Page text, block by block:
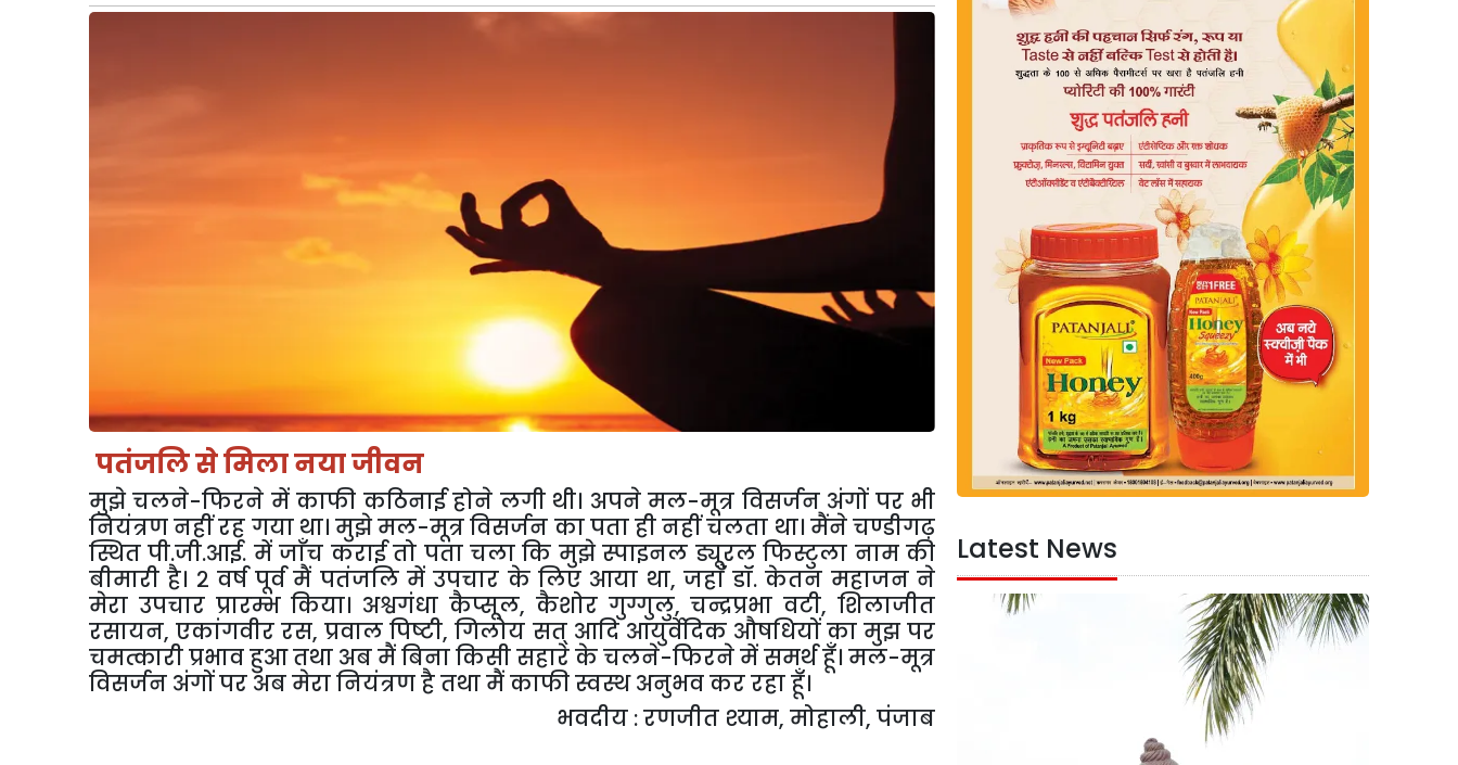
पतंजलि से मिला नया जीवन
मुझे चलने-फिरने में काफी कठिनाई होने लगी थी। अपने मल-मूत्र विसर्जन अंगों पर भी
नियंत्रण नहीं रह गया था। मुझे मल-मूत्र विसर्जन का पता ही नहीं चलता था। मैंने चण्डीगढ़
स्थित पी.जी.आई. में जाँच कराई तो पता चला कि मुझे स्पाइनल ड्यूरल फिस्टुला नाम की
बीमारी है। २ वर्ष पूर्व मैं पतंजलि में उपचार के लिए आया था, जहाँ डॉ. केतन महाजन ने
मेरा उपचार प्रारम्भ किया। अश्वगंधा कैप्सूल, कैशोर गुग्गुलु,चन्द्रप्रभा वटी,शिलाजीत
रसायन,एकांगवीर रस,प्रवाल पिष्टी,गिलोय सत् आदि आयुर्वेदिक औषधियों का मुझ पर
चमत्कारी प्रभाव हुआ तथा अब मैं बिना किसी सहारे के चलने-फिरने में समर्थ हूँ। मल-मूत्र
विसर्जन अंगों पर अब मेरा नियंत्रण है तथा मैं काफी स्वस्थ अनुभव कर रहा हूँ।
भवदीय : रणजीत श्याम, मोहाली, पंजाब
Latest News